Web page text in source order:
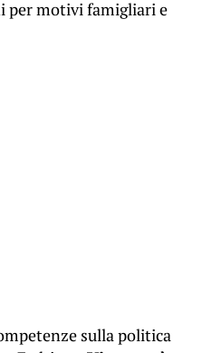
per motivi famigliari e
sulla politica